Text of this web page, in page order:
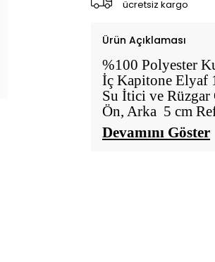
ücretsiz kargo
Ürün Açıklaması
%100 Polyester
İç Kapitone Elyaf
Su İtici ve Rüzgar
Ön, Arka 5 cm
Devamını Göster